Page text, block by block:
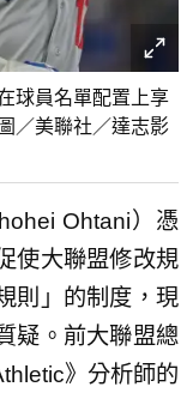
球員名單配置上享
／美聯社／達志影
Ohtani）憑
使大聯盟修改規
則」的制度，現
疑。前大聯盟總
》分析師的